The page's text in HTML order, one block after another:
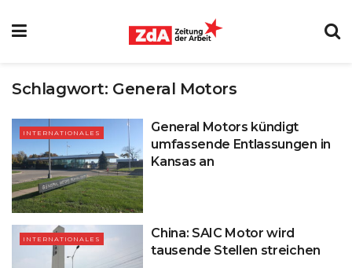
Schlagwort: General Motors
INTERNATIONALES
General Motors kündigt
umfassende Entlassungen in
Kansas an
INTERNATIONALES
China: SAIC Motor wird
tausende Stellen streichen